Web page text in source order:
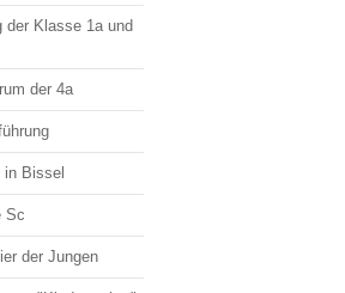
der Klasse 1a und
der 4a
in Bissel
Sc
der Jungen